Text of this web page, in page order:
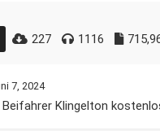
227 1116
7, 2024
Klingelton